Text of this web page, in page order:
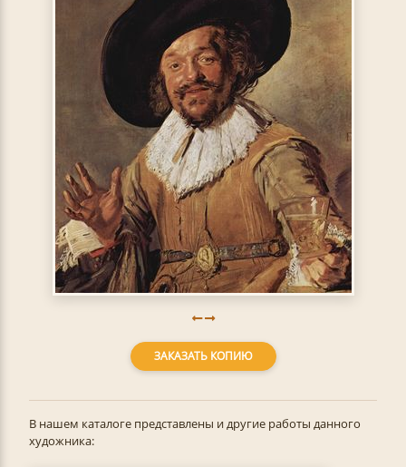
ЗАКАЗАТЬ КОПИЮ
В нашем каталоге представлены и другие работы данного
художника: